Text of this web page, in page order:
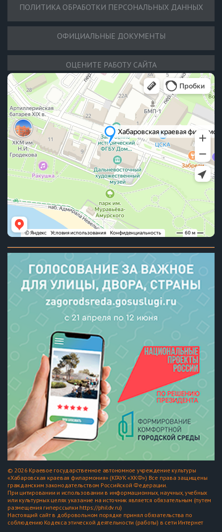
ПОЛИТИКА ОБРАБОТКИ ПЕРСОНАЛЬНЫХ ДАННЫХ
ОФИЦИАЛЬНЫЕ ДОКУМЕНТЫ
ОЦЕНИТЕ РАБОТУ САЙТА
© 2026 Краевое государственное автономное учреждение культуры
«Хабаровская краевая филармония» (КГАУК «ХКФ») Все права защищены
гражданским законодательством Российской Федерации.
При цитировании и использовании в информационных, научных, учебных
или культурных целях указание на источник является обязательным (путем
размещения гиперссылки https://phildv.ru)
Настоящий сайт в добровольном порядке принял обязательства по
соблюдению Кодекса этической деятельности (работы) в сети Интернет